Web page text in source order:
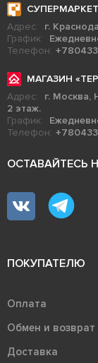
Адрес:
г.
График:
Телефон:
МАГАЗИН
Адрес:
г. Москва,
2 этаж.
График:
Телефон:
ОСТАВАЙТЕСЬ
ПОКУПАТЕЛЮ
Оплата
Обмен и возврат
Доставка